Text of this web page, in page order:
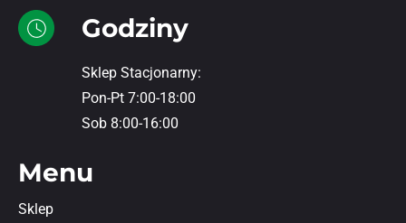
Godziny
Sklep Stacjonarny:
Pon-Pt 7:00-18:00
Sob 8:00-16:00
Menu
Sklep